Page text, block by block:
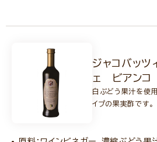
ジャコバッ
ェ ビアンコ
白ぶどう果汁を使
イプの果実酢です。